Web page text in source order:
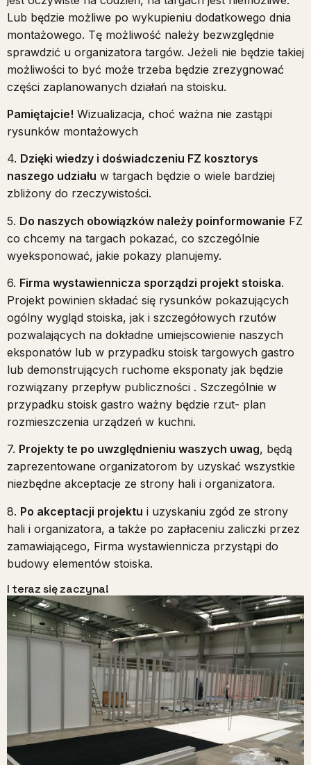
Lub będzie możliwe po wykupieniu dodatkowego dnia
montażowego. Tę możliwość należy bezwzględnie
sprawdzić u organizatora targów. Jeżeli nie będzie takiej
możliwości to być może trzeba będzie zrezygnować
części zaplanowanych działań na stoisku.
Pamiętajcie! Wizualizacja, choć ważna nie zastąpi
rysunków montażowych
4. Dzięki wiedzy i doświadczeniu FZ kosztorys
naszego udziału w targach będzie o wiele bardziej
zbliżony do rzeczywistości.
5. Do naszych obowiązków należy poinformowanie FZ
co chcemy na targach pokazać, co szczególnie
wyeksponować, jakie pokazy planujemy.
6. Firma wystawiennicza sporządzi projekt stoiska.
Projekt powinien składać się rysunków pokazujących
ogólny wygląd stoiska, jak i szczegółowych rzutów
pozwalających na dokładne umiejscowienie naszych
eksponatów lub w przypadku stoisk targowych gastro
lub demonstrujących ruchome eksponaty jak będzie
rozwiązany przepływ publiczności . Szczególnie w
przypadku stoisk gastro ważny będzie rzut- plan
rozmieszczenia urządzeń w kuchni.
7. Projekty te po uwzględnieniu waszych uwag, będą
zaprezentowane organizatorom by uzyskać wszystkie
niezbędne akceptacje ze strony hali i organizatora.
8. Po akceptacji projektu i uzyskaniu zgód ze strony
hali i organizatora, a także po zapłaceniu zaliczki przez
zamawiającego, Firma wystawiennicza przystąpi do
budowy elementów stoiska.
I teraz się zaczyna!